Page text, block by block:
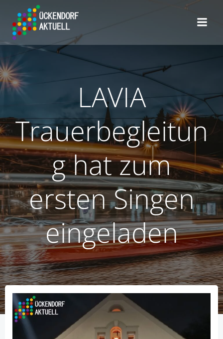
LAVIA
Trauerbegleitun
g hat zum
ersten Singen
eingeladen